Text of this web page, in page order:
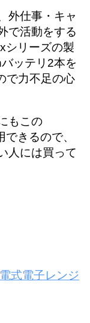
外仕事・キャ
で活動をする
シリーズの製
ッテリ2本を
で力不足の心
もこの
きるので、
人には買って
式電子レンジ